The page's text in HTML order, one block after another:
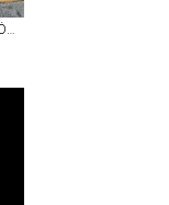
DEFICIENTE REPARACIÓN DE BACHE EN CALLE LÓPEZ VELARDE EN EL PRIMER CUADRO DE AGUASCALIENTES